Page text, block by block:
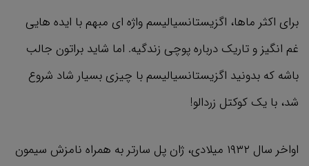
برای اکثر ماها، اگزیستانسیالیسم واژه ای مبهم با ایده هایی
غم انگیز و تاریک درباره پوچی زندگیه. اما شاید براتون جالب
باشه که بدونید اگزیستانسیالیسم با چیزی بسیار شاد شروع
شد، با یک کوکتل زردالو!
اواخر سال ۱۹۳۲ میلادی، ژان پل سارتر به همراه نامزش سیمون